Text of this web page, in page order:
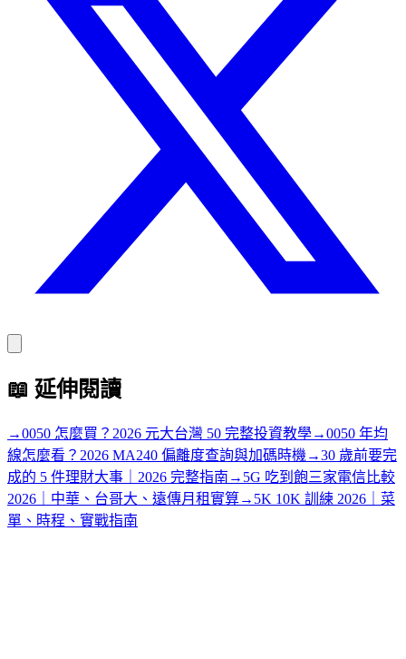
📖 延伸閱讀
→0050 怎麼買？2026 元大台灣 50 完整投資教學→0050 年均
線怎麼看？2026 MA240 偏離度查詢與加碼時機 →30 歲前要完
成的 5 件理財大事｜2026 完整指南 → 5G 吃到飽三家電信比較
2026｜中華、台哥大、遠傳月租實算→ 5K 10K 訓練 2026｜菜
單、時程、實戰指南